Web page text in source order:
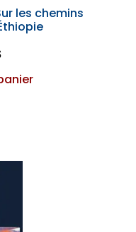
les chemins